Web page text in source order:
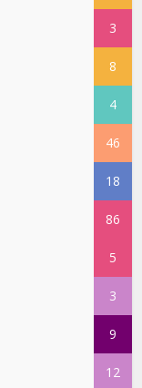
3
8
4
46
18
86
5
3
9
12